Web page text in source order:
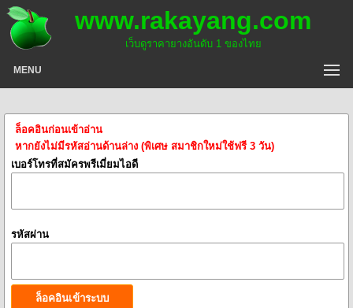
www.rakayang.com
เว็บดูราคายางอันดับ 1 ของไทย
MENU
ล็อคอินก่อนเข้าอ่าน
หากยังไม่มีรหัสอ่านด้านล่าง (พิเศษ สมาชิกใหม่ใช้ฟรี 3 วัน)
เบอร์โทรที่สมัครพรีเมี่ยมไอดี
รหัสผ่าน